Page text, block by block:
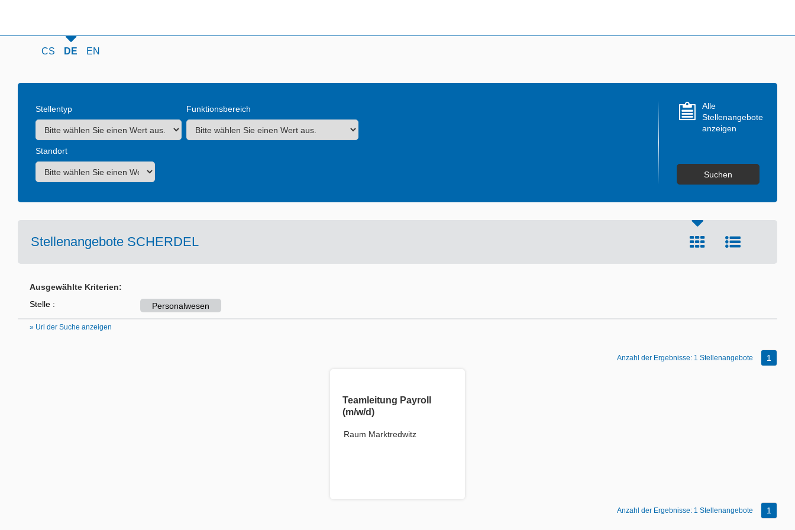
CS DE EN
Stellentyp Funktionsbereich
Standort
Alle
Stellenangebote
anzeigen
Stellenangebote SCHERDEL
Ausgewählte Kriterien:
Stelle :
Personalwesen
» Url der Suche anzeigen
Anzahl der Ergebnisse: 1 Stellenangebote 1
Teamleitung Payroll
(m/w/d)
Raum Marktredwitz
Anzahl der Ergebnisse: 1 Stellenangebote 1